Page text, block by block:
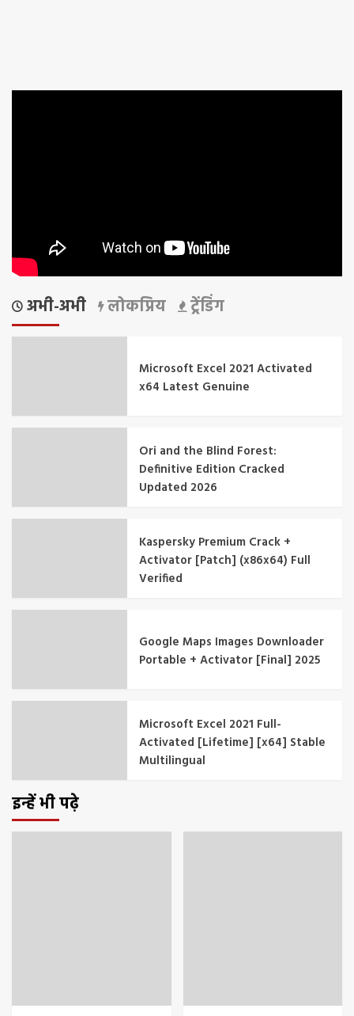
अभी-अभी लोकप्रिय ट्रेंडिंग
Microsoft Excel 2021 Activated
x64 Latest Genuine
Ori and the Blind Forest:
Definitive Edition Cracked
Updated 2026
Kaspersky Premium Crack +
Activator [Patch] (x86x64) Full
Verified
Google Maps Images Downloader
Portable + Activator [Final] 2025
Microsoft Excel 2021 Full-
Activated [Lifetime] [x64] Stable
Multilingual
इन्हें भी पढ़े